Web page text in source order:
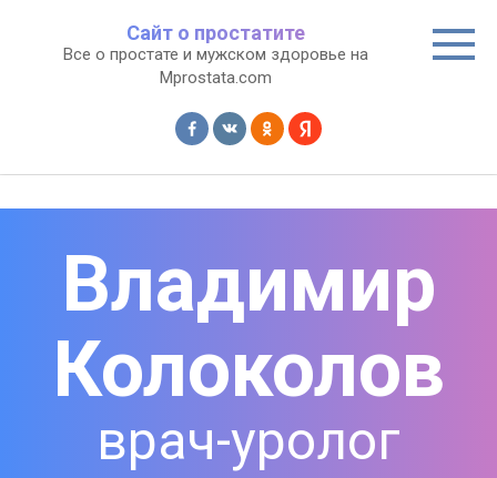
контенту
Сайт о простатите
Все о простате и мужском здоровье на
Mprostata.com
Владимир
Колоколов
врач-уролог